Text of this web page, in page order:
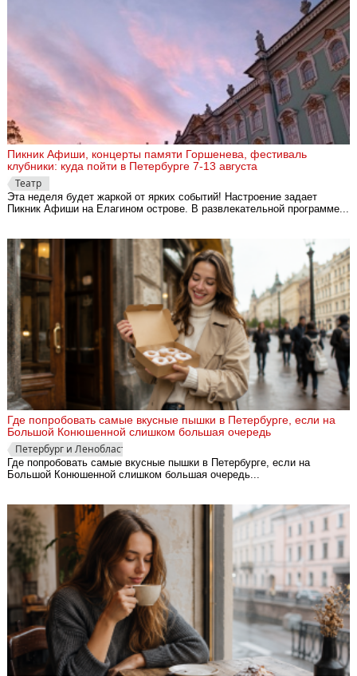
Пикник Афиши, концерты памяти Горшенева, фестиваль
клубники: куда пойти в Петербурге 7-13 августа
Театр
Эта неделя будет жаркой от ярких событий! Настроение задает
Пикник Афиши на Елагином острове. В развлекательной программе...
Где попробовать самые вкусные пышки в Петербурге, если на
Большой Конюшенной слишком большая очередь
Петербург и Ленобласть
Где попробовать самые вкусные пышки в Петербурге, если на
Большой Конюшенной слишком большая очередь...